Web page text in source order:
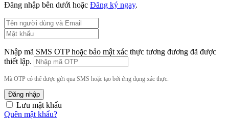
Đăng nhập bên dưới hoặc Đăng ký ngay.
Nhập mã SMS OTP hoặc bảo mật xác thực tương đương đã được
thiết lập.
Mã OTP có thể được gửi qua SMS hoặc tạo bởi ứng dụng xác thực.
Đăng nhập
Lưu mật khẩu
Quên mật khẩu?